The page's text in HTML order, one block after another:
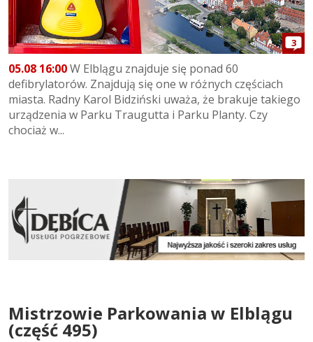
3
05.08 16:00W Elblągu znajduje się ponad 60
defibrylatorów. Znajdują się one w różnych częściach
miasta. Radny Karol Bidziński uważa, że brakuje takiego
urządzenia w Parku Traugutta i Parku Planty. Czy
chociaż w...
Mistrzowie Parkowania w Elblągu
(część 495)